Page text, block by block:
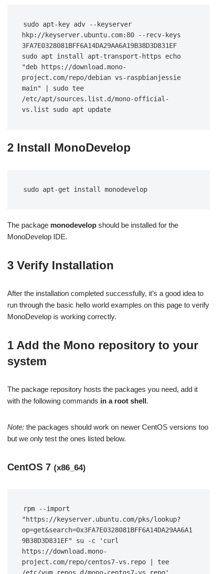
sudo apt-key adv --keyserver
hkp://keyserver.ubuntu.com:80 --recv-keys
3FA7E0328081BFF6A14DA29AA6A19B38D3D831EF
sudo apt install apt-transport-https echo
"deb https://download.mono-
project.com/repo/debian vs-raspbianjessie
main" | sudo tee
/etc/apt/sources.list.d/mono-official-
vs.list sudo apt update
2 Install MonoDevelop
sudo apt-get install monodevelop
The package monodevelop should be installed for the
MonoDevelop IDE.
3 Verify Installation
After the installation completed successfully, it’s a good idea to
run through the basic hello world examples on this page to verify
MonoDevelop is working correctly.
1 Add the Mono repository to your
system
The package repository hosts the packages you need, add it
with the following commands in a root shell.
Note: the packages should work on newer CentOS versions too
but we only test the ones listed below.
CentOS 7 (x86_64)
rpm --import
"https://keyserver.ubuntu.com/pks/lookup?
op=get&search=0x3FA7E0328081BFF6A14DA29AA6A1
9B38D3D831EF" su -c 'curl
https://download.mono-
project.com/repo/centos7-vs.repo | tee
/etc/yum.repos.d/mono-centos7-vs.repo'